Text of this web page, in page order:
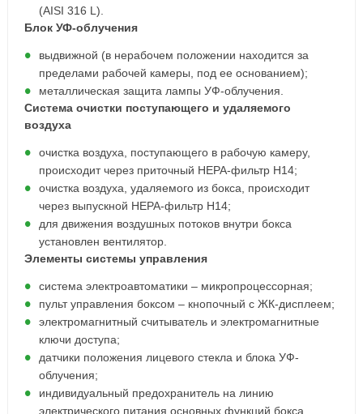
(AISI 316 L).
Блок УФ-облучения
выдвижной (в нерабочем положении находится за
пределами рабочей камеры, под ее основанием);
металлическая защита лампы УФ-облучения.
Система очистки поступающего и удаляемого
воздуха
очистка воздуха, поступающего в рабочую камеру,
происходит через приточный НЕРА-фильтр Н14;
очистка воздуха, удаляемого из бокса, происходит
через выпускной НЕРА-фильтр Н14;
для движения воздушных потоков внутри бокса
установлен вентилятор.
Элементы системы управления
система электроавтоматики – микропроцессорная;
пульт управления боксом – кнопочный с ЖК-дисплеем;
электромагнитный считыватель и электромагнитные
ключи доступа;
датчики положения лицевого стекла и блока УФ-
облучения;
индивидуальный предохранитель на линию
электрического питания основных функций бокса